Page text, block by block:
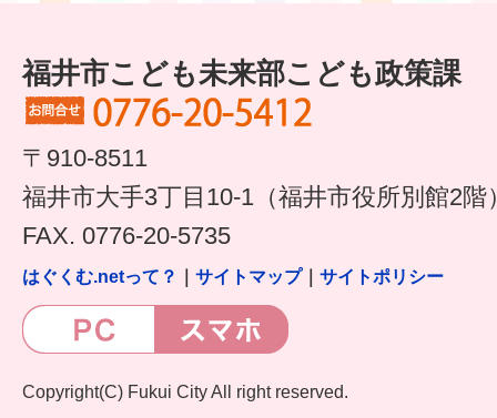
福井市こども未来部こども政策課
〒910-8511
福井市大手3丁目10-1（福井市役所別館2階
FAX. 0776-20-5735
はぐくむ.netって？ サイトマップ｜ サイトポリシー
Copyright(C) Fukui City All right reserved.